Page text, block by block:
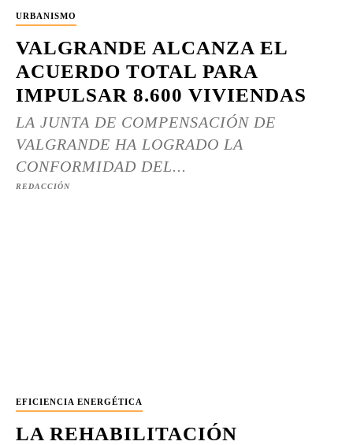
URBANISMO
VALGRANDE ALCANZA EL
ACUERDO TOTAL PARA
IMPULSAR 8.600 VIVIENDAS
LA JUNTA DE COMPENSACIÓN DE
VALGRANDE HA LOGRADO LA
CONFORMIDAD DEL...
REDACCIÓN
EFICIENCIA ENERGÉTICA
LA REHABILITACIÓN